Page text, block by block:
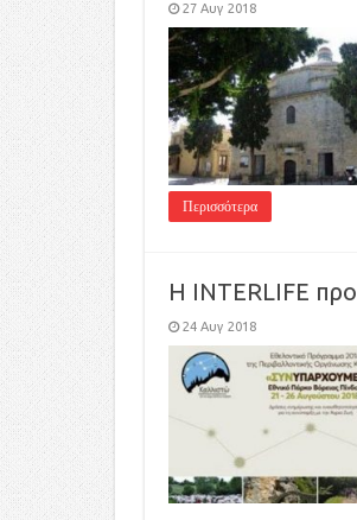
27 Αυγ 2018
Περισσότερα
Η INTERLIFE
24 Αυγ 2018